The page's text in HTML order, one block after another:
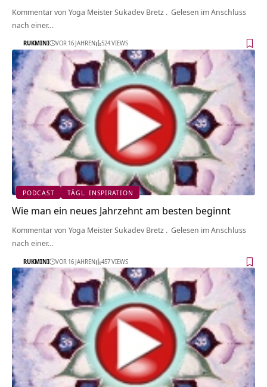
Kommentar von Yoga Meister Sukadev Bretz . Gelesen im Anschluss
nach einer…
RUKMINI VOR 16 JAHREN 524 VIEWS
PODCAST TÄGL. INSPIRATION
Wie man ein neues Jahrzehnt am besten beginnt
Kommentar von Yoga Meister Sukadev Bretz . Gelesen im Anschluss
nach einer…
RUKMINI VOR 16 JAHREN 457 VIEWS